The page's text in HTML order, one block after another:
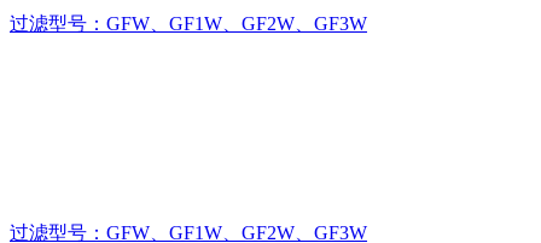
过滤型号：GFW、GF1W、GF2W、GF3W
过滤型号：GFW、GF1W、GF2W、GF3W